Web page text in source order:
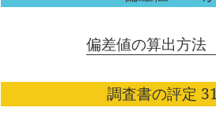
偏差値の算出方法
調査書の評定